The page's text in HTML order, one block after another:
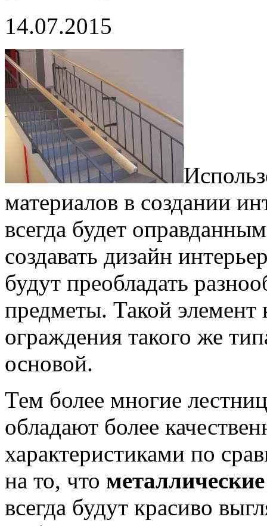
14.07.2015
материалов в создании
всегда будет
создавать дизайн
будут преобладать
предметы. Такой элемент
ограждения такого же
основой.
Тем более многие
обладают более
характеристиками по
на то, что
всегда будут красиво